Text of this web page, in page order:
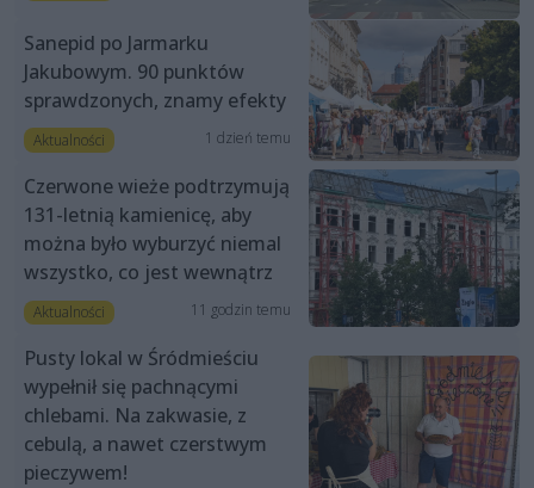
Sanepid po Jarmarku
Jakubowym. 90 punktów
sprawdzonych, znamy efekty
Aktualności 1 dzień temu
Czerwone wieże podtrzymują
131-letnią kamienicę, aby
można było wyburzyć niemal
wszystko, co jest wewnątrz
Aktualności 11 godzin temu
Pusty lokal w Śródmieściu
wypełnił się pachnącymi
chlebami. Na zakwasie, z
cebulą, a nawet czerstwym
pieczywem!